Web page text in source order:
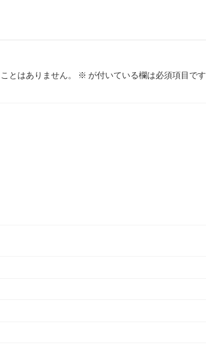
とはありません。 ※ が付いている欄は必須項目です